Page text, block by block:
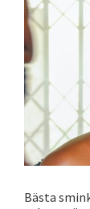
Bästa